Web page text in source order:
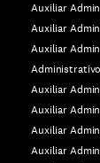
Auxiliar
Auxiliar
Auxiliar
Auxiliar
Auxiliar
Auxiliar
Auxiliar